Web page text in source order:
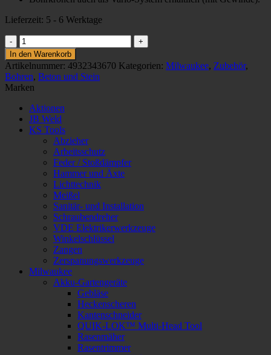
Lieferzeit: 5 - 6 Werktage
AUFNAHMESCHAFT
F.
SDS.MAX
BOHRKR.
450MM
Menge
In den Warenkorb
Artikelnummer: 4932343670 Kategorien: Milwaukee, Zubehör,
Bohren, Beton und Stein
Marken
Aktionen
JB Weld
KS Tools
Abzieher
Arbeitsschutz
Feder / Stoßdämpfer
Hammer und Äxte
Lichttechnik
Meißel
Sanitär- und Installation
Schraubendreher
VDE Elektrikerwerkzeuge
Winkelschlüssel
Zangen
Zerspanungswerkzeuge
Milwaukee
Akku-Gartengeräte
Gebläse
Heckenscheren
Kantenschneider
QUIK-LOK™ Multi-Head Tool
Rasenmäher
Rasentrimmer